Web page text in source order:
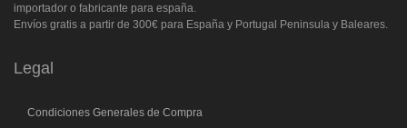
importador o fabricante para españa.
Envíos gratis a partir de 300€ para España y Portugal Peninsula y Baleares.
Legal
Condiciones Generales de Compra